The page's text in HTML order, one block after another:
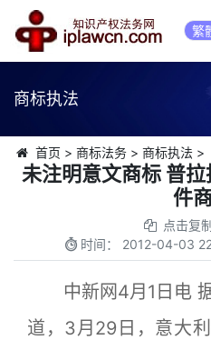
繁
商标执法
首页 > 商标法务> 商标执法>
未注明意文商标 普
件
点击复
时间： 2012-04-03
中新网4月1日电 据
道，3月29日，意大